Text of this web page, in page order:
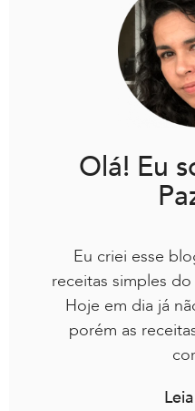
Olá! Eu
Eu criei esse
receitas simples
Hoje em dia já
porém as